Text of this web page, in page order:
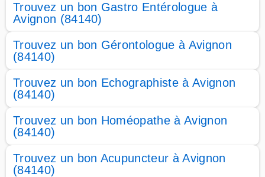
Trouvez un bon Gastro Entérologue à
Avignon (84140)
Trouvez un bon Gérontologue à Avignon
(84140)
Trouvez un bon Echographiste à Avignon
(84140)
Trouvez un bon Homéopathe à Avignon
(84140)
Trouvez un bon Acupuncteur à Avignon
(84140)